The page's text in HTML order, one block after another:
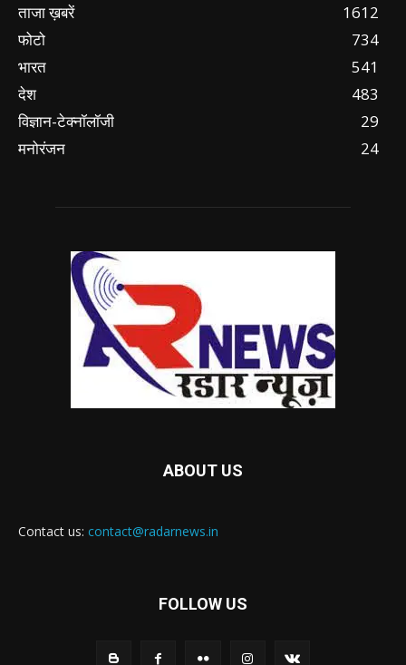
ताजा ख़बरें
1612
फोटो
734
भारत
541
देश
483
विज्ञान-टेक्नॉलॉजी
29
मनोरंजन
24
ABOUT US
Contact us: contact@radarnews.in
FOLLOW US